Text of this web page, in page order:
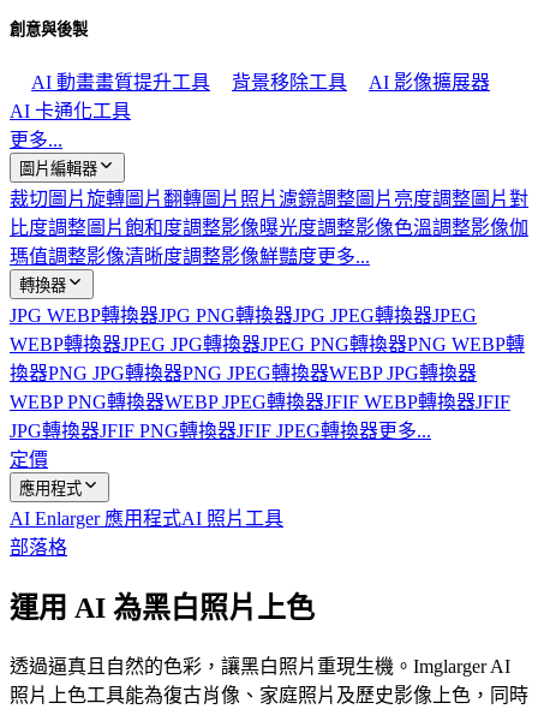
創意與後製
AI 動畫畫質提升工具 背景移除工具
AI 影像擴展器
AI 卡通化工具
更多...
圖片編輯器
裁切圖片旋轉圖片翻轉圖片 照片濾鏡調整圖片亮度調整圖片對
比度調整圖片飽和度調整影像曝光度調整影像色溫調整影像伽
瑪值調整影像清晰度調整影像鮮豔度更多...
轉換器
JPG WEBP轉換器JPG PNG轉換器JPG JPEG轉換器JPEG
WEBP轉換器JPEG JPG轉換器JPEG PNG轉換器PNG WEBP轉
換器PNG JPG轉換器PNG JPEG轉換器WEBP JPG轉換器
WEBP PNG轉換器WEBP JPEG轉換器JFIF WEBP轉換器JFIF
JPG轉換器JFIF PNG轉換器JFIF JPEG轉換器更多...
定價
應用程式
AI Enlarger 應用程式AI 照片工具
部落格
運用 AI 為黑白照片上色
透過逼真且自然的色彩，讓黑白照片重現生機。Imglarger AI
照片上色工具能為復古肖像、家庭照片及歷史影像上色，同時